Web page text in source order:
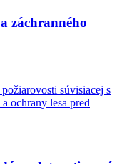
záchranného
súvisiacej s
ochrany lesa pred